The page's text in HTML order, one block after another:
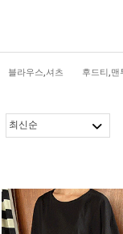
블라우스,셔츠 후드티,맨